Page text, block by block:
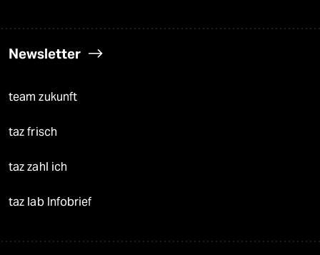
Newsletter
team zukunft
taz frisch
taz zahl ich
taz lab Infobrief